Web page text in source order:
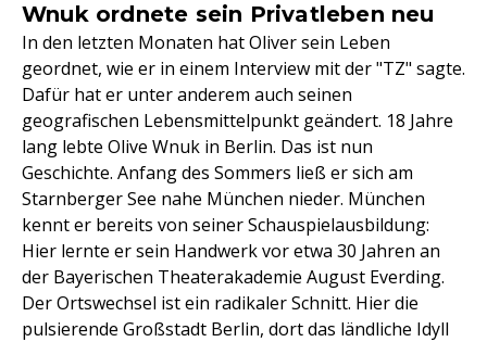
Wnuk ordnete sein Privatleben neu
In den letzten Monaten hat Oliver sein Leben
geordnet, wie er in einem Interview mit der "TZ" sagte.
Dafür hat er unter anderem auch seinen
geografischen Lebensmittelpunkt geändert. 18 Jahre
lang lebte Olive Wnuk in Berlin. Das ist nun
Geschichte. Anfang des Sommers ließ er sich am
Starnberger See nahe München nieder. München
kennt er bereits von seiner Schauspielausbildung:
Hier lernte er sein Handwerk vor etwa 30 Jahren an
der Bayerischen Theaterakademie August Everding.
Der Ortswechsel ist ein radikaler Schnitt. Hier die
pulsierende Großstadt Berlin, dort das ländliche Idyll